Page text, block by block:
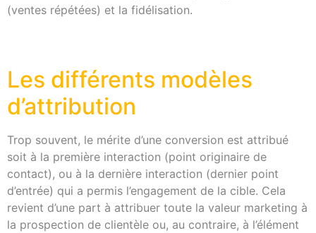
(ventes répétées) et la fidélisation.
Les différents modèles
d’attribution
Trop souvent, le mérite d’une conversion est attribué
soit à la première interaction (point originaire de
contact), ou à la dernière interaction (dernier point
d’entrée) qui a permis l’engagement de la cible. Cela
revient d’une part à attribuer toute la valeur marketing à
la prospection de clientèle ou, au contraire, à l’élément